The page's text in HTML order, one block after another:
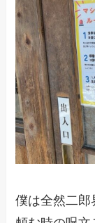
僕は全然二郎